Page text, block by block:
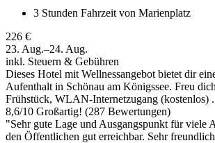
3 Stunden Fahrzeit von Marienplatz
226 €
23. Aug.–24. Aug.
inkl. Steuern & Gebühren
Dieses Hotel mit Wellnessangebot bietet dir
Aufenthalt in Schönau am Königssee. Freu
Frühstück, WLAN-Internetzugang (kostenlos)
8,6/10 Großartig! (287 Bewertungen)
"Sehr gute Lage und Ausgangspunkt für viele
den Öffentlichen gut erreichbar. Sehr